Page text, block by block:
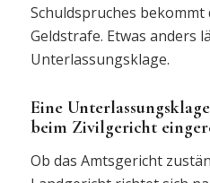
Schuldspruches
Geldstrafe. Etwas anders
Unterlassungsklage.
Eine
beim Zivilgericht
Ob das Amtsgericht